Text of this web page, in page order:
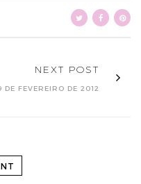
NEXT POST
DE FEVEREIRO DE 2012